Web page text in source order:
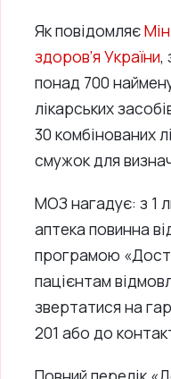
Як повідомляє
здоров’я України,
понад 700
лікарських
30 комбінованих
смужок для
МОЗ нагадує: з 1
аптека повинна
програмою
пацієнтам
звертатися на
201 або до